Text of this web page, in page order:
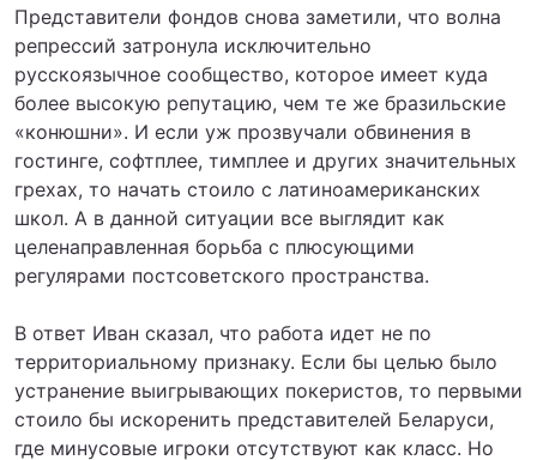
Представители фондов снова заметили, что волна
репрессий затронула исключительно
русскоязычное сообщество, которое имеет куда
более высокую репутацию, чем те же бразильские
«конюшни». И если уж прозвучали обвинения в
гостинге, софтплее, тимплее и других значительных
грехах, то начать стоило с латиноамериканских
школ. А в данной ситуации все выглядит как
целенаправленная борьба с плюсующими
регулярами постсоветского пространства.
В ответ Иван сказал, что работа идет не по
территориальному признаку. Если бы целью было
устранение выигрывающих покеристов, то первыми
стоило бы искоренить представителей Беларуси,
где минусовые игроки отсутствуют как класс. Но